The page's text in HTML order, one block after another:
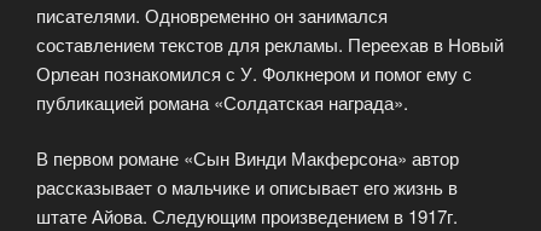
писателями. Одновременно он занимался
составлением текстов для рекламы. Переехав в Новый
Орлеан познакомился с У. Фолкнером и помог ему с
публикацией романа «Солдатская награда».
В первом романе «Сын Винди Макферсона» автор
рассказывает о мальчике и описывает его жизнь в
штате Айова. Следующим произведением в 1917г.